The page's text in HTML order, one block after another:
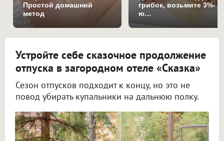
Простой домашний
метод
грибок, возьмите 3%-
ю…
Устройте себе сказочное продолжение
отпуска в загородном отеле «Сказка»
Сезон отпусков подходит к концу, но это не
повод убирать купальники на дальнюю полку.